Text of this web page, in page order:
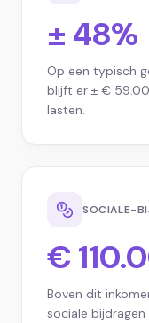
± 48%
Op een typisch
blijft er ± €
lasten.
SOCIALE-
€
Boven dit
sociale